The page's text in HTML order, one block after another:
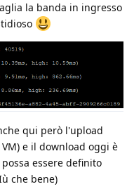
la banda in ingresso
qui però l'upload
e il download oggi è
essere definito
che bene)